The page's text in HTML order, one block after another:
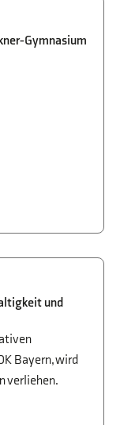
Gymnasium
und
Bayern, wird
verliehen.